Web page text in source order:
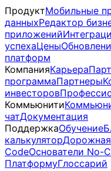
ПродуктМобильные
данныхРедактор
приложений
успехаЦены
платформ
КомпанияКарьера
программаПартнеры
инвесторов
Коммьюнити
чатДокументация
ПоддержкаОбучение
калькуляторДорожная
CodeОснователи No-
ПлатформуГлоссарий